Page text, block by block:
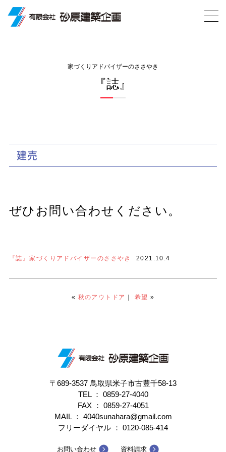
家づくりアドバイザーのささやき
『誌』
建売
ぜひお問い合わせください。
『誌』家づくりアドバイザーのささやき 2021.10.4
« 秋のアウトドア ｜ 希望 »
〒689-3537 鳥取県米子市古豊千58-13
TEL ： 0859-27-4040
FAX ： 0859-27-4051
MAIL ： 4040sunahara@gmail.com
フリーダイヤル ： 0120-085-414
お問い合わせ 資料請求